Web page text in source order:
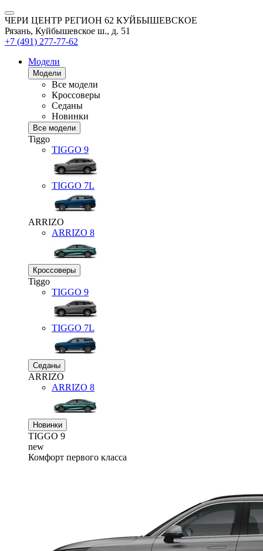
ЧЕРИ ЦЕНТР РЕГИОН 62 КУЙБЫШЕВСКОЕ
Рязань, Куйбышевское ш., д. 51
+7 (491) 277-77-62
Модели
Модели
Все модели
Кроссоверы
Седаны
Новинки
Все модели
Tiggo
TIGGO 9
TIGGO 7L
ARRIZO
ARRIZO 8
Кроссоверы
Tiggo
TIGGO 9
TIGGO 7L
Седаны
ARRIZO
ARRIZO 8
Новинки
TIGGO 9
new
Комфорт первого класса